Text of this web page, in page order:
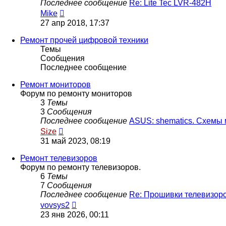
Последнее сообщение Re: Lite Tec LVR-482H
Mike
к
сообщению
27 апр 2018, 17:37
Ремонт прочей цифровой техники
Темы
Сообщения
Последнее сообщение
Ремонт мониторов
Форум по ремонту мониторов
3 Темы
3 Сообщения
Последнее сообщение ASUS: shematics. Схемы
Size
к
сообщению
31 май 2023, 08:19
Ремонт телевизоров
Форум по ремонту телевизоров.
6 Темы
7 Сообщения
Последнее сообщение Re: Прошивки
vovsys2
к
23 янв 2026, 00:11